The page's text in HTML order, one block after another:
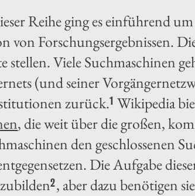
Reihe ging es einführend
von Forschungsergebnissen.
stellen. Viele Suchmaschinen
(und seiner
zurück.1 Wikipedia
, die weit über die großen,
den
Die Aufgabe
2, aber dazu benötigen